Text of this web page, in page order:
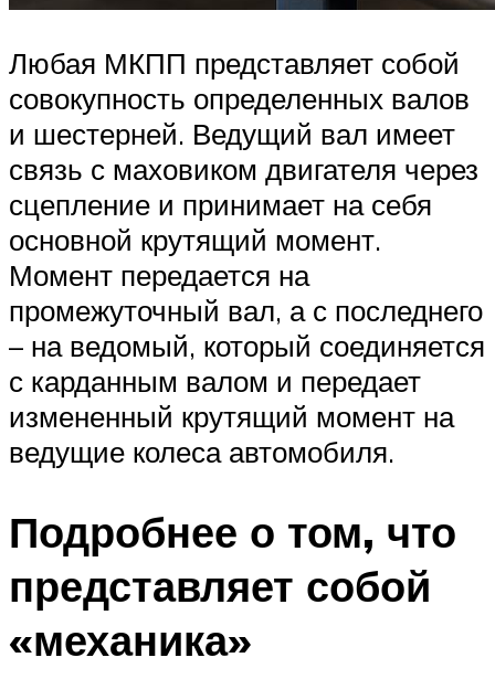
Любая МКПП представляет собой
совокупность определенных валов
и шестерней. Ведущий вал имеет
связь с маховиком двигателя через
сцепление и принимает на себя
основной крутящий момент.
Момент передается на
промежуточный вал, а с последнего
– на ведомый, который соединяется
с карданным валом и передает
измененный крутящий момент на
ведущие колеса автомобиля.
Подробнее о том, что
представляет собой
«механика»